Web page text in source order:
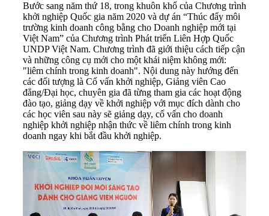
Bước sang năm thứ 18, trong khuôn khổ của Chương trình
khởi nghiệp Quốc gia năm 2020 và dự án “Thúc đẩy môi
trường kinh doanh công bằng cho Doanh nghiệp mới tại
Việt Nam” của Chương trình Phát triển Liên Hợp Quốc
UNDP Việt Nam. Chương trình đã giới thiệu cách tiếp cận
và những công cụ mới cho một khái niệm không mới:
"liêm chính trong kinh doanh". Nội dung này hướng đến
các đối tượng là Cố vấn khởi nghiệp, Giảng viên Cao
đẳng/Đại học, chuyên gia đã từng tham gia các hoạt động
đào tạo, giảng dạy về khởi nghiệp với mục đích dành cho
các học viên sau này sẽ giảng dạy, cố vấn cho doanh
nghiệp khởi nghiệp nhận thức về liêm chính trong kinh
doanh ngay khi bắt đầu khởi nghiệp.